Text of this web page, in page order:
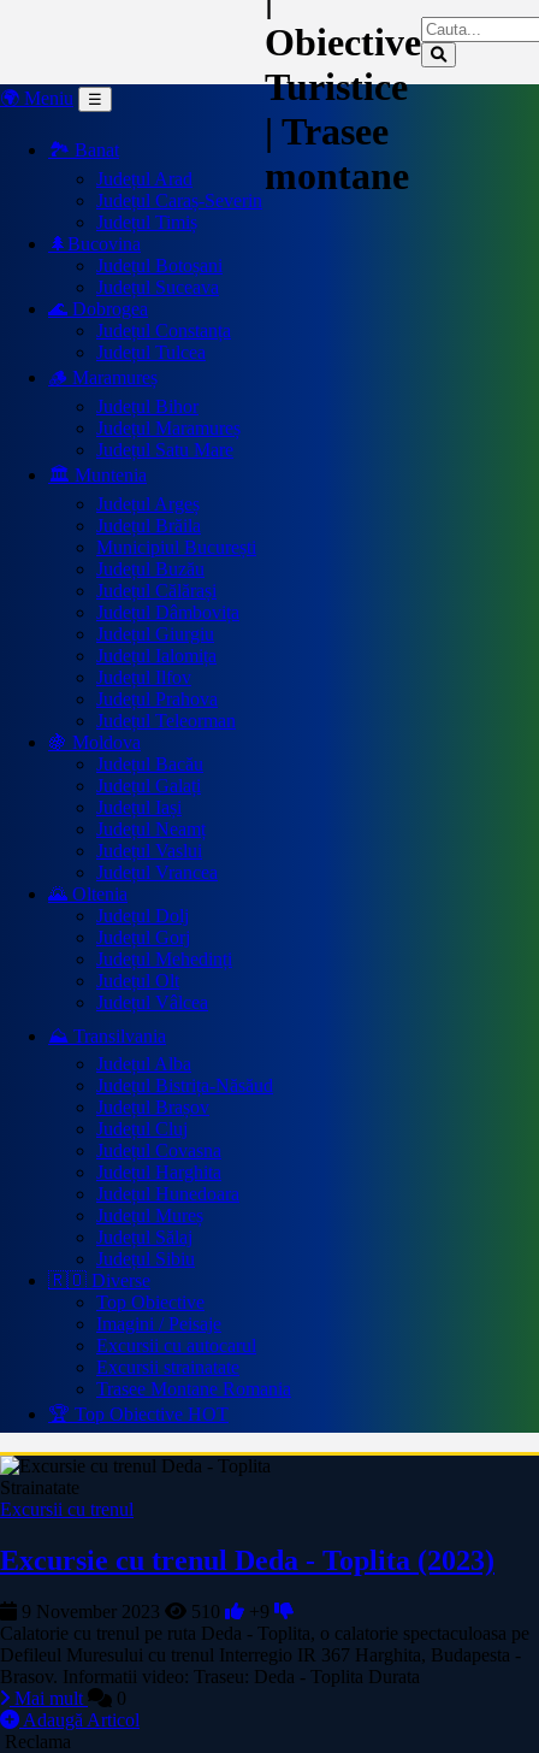
Obiective
Turistice
| Trasee
montane
🌍 Meniu ☰
🏞️ Banat
Județul Arad
Județul Caraș-Severin
Județul Timiș
🌲Bucovina
Județul Botoșani
Județul Suceava
🌊 Dobrogea
Județul Constanța
Județul Tulcea
🪵 Maramureș
Județul Bihor
Județul Maramureș
Județul Satu Mare
🏛️ Muntenia
Județul Argeș
Județul Brăila
Municipiul București
Județul Buzău
Județul Călărași
Județul Dâmbovița
Județul Giurgiu
Județul Ialomița
Județul Ilfov
Județul Prahova
Județul Teleorman
🍇 Moldova
Județul Bacău
Județul Galați
Județul Iași
Județul Neamț
Județul Vaslui
Județul Vrancea
🌄 Oltenia
Județul Dolj
Județul Gorj
Județul Mehedinți
Județul Olt
Județul Vâlcea
⛰️ Transilvania
Județul Alba
Județul Bistrița-Năsăud
Județul Brașov
Județul Cluj
Județul Covasna
Județul Harghita
Județul Hunedoara
Județul Mureș
Județul Sălaj
Județul Sibiu
🇷🇴 Diverse
Top Obiective
Imagini / Peisaje
Excursii cu autocarul
Excursii strainatate
Trasee Montane Romania
🏆 Top Obiective HOT
Strainatate
Excursii cu trenul
Excursie cu trenul Deda - Toplita (2023)
9 November 2023 510
+9
Calatorie cu trenul pe ruta Deda - Toplita, o calatorie spectaculoasa pe
Defileul Muresului cu trenul Interregio IR 367 Harghita, Budapesta -
Brasov. Informatii video: Traseu: Deda - Toplita Durata
Mai mult
0
Adaugă Articol
Reclama